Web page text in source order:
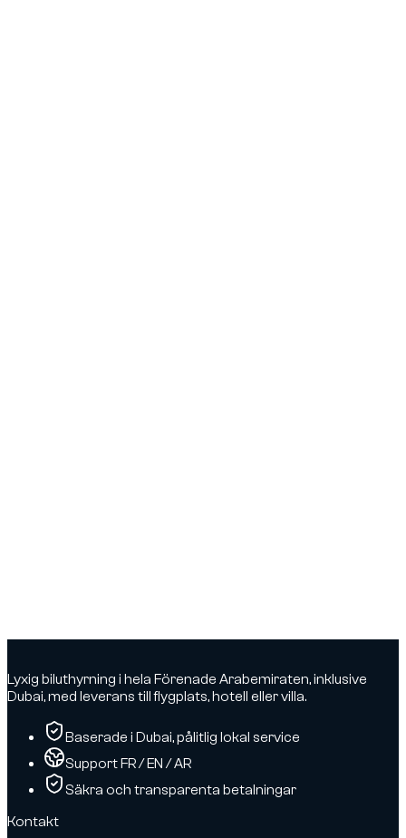
Lyxig biluthyrning i hela Förenade Arabemiraten, inklusive
Dubai, med leverans till flygplats, hotell eller villa.
Baserade i Dubai, pålitlig lokal service
Support FR / EN / AR
Säkra och transparenta betalningar
Kontakt